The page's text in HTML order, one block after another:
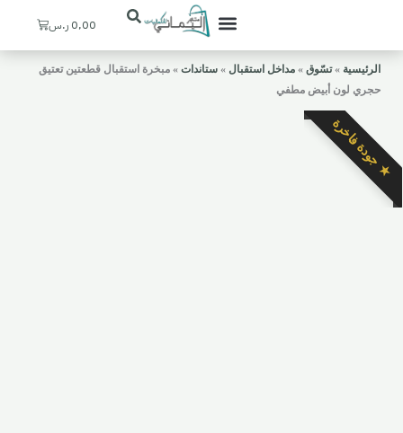
0,00 ر.سCart
الرئيسية »تسّوق » مداخل استقبال » ستاندات » مبخرة استقبال قطعتين تعتيق
حجري لون أبيض مطفي
★ جودة فاخرة